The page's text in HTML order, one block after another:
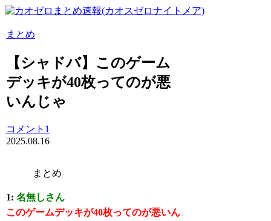
まとめ
【シャドバ】このゲーム
デッキが40枚ってのが悪
いんじゃ
コメント1
2025.08.16
まとめ
1:名無しさん
このゲームデッキが40枚ってのが悪いん